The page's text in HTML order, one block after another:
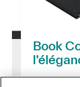
Book